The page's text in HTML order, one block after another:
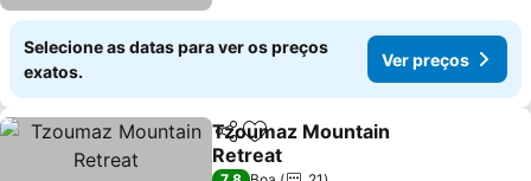
Selecione as datas para ver os preços
exatos.
Ver preços
PartilharAdicionar aos favoritos
Tzoumaz Mountain
Retreat